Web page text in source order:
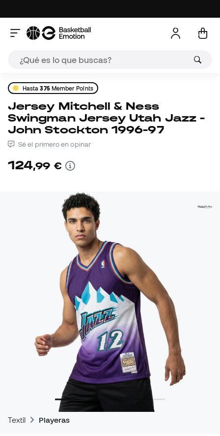
Hasta375Member Points
Jersey Mitchell & Ness
Swingman Jersey Utah Jazz -
John Stockton 1996-97
Sé el primero en opinar
124,99 €
Textil Playeras